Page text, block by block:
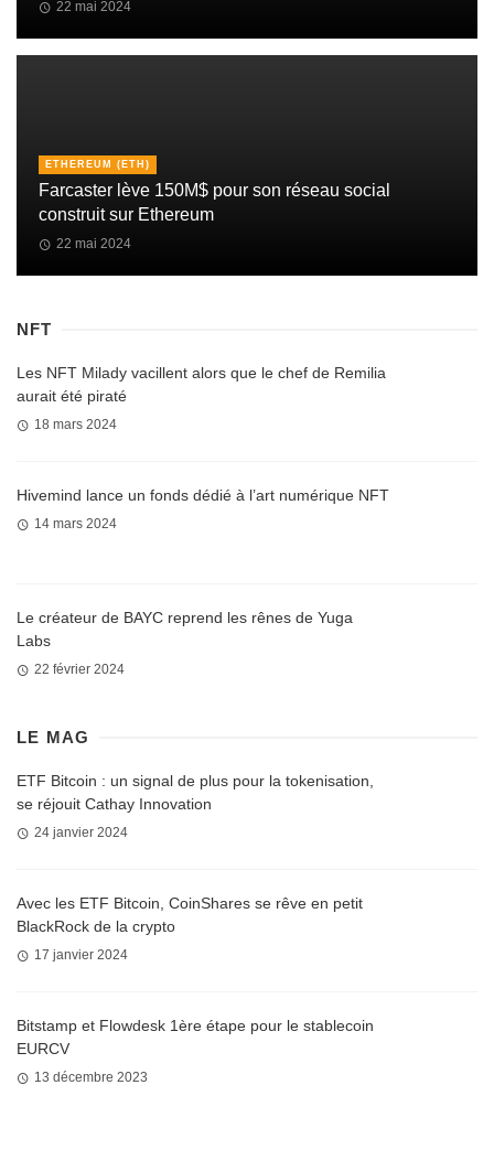
22 mai 2024
ETHEREUM (ETH)
Farcaster lève 150M$ pour son réseau social
construit sur Ethereum
22 mai 2024
NFT
Les NFT Milady vacillent alors que le chef de Remilia
aurait été piraté
18 mars 2024
Hivemind lance un fonds dédié à l’art numérique NFT
14 mars 2024
Le créateur de BAYC reprend les rênes de Yuga
Labs
22 février 2024
LE MAG
ETF Bitcoin : un signal de plus pour la tokenisation,
se réjouit Cathay Innovation
24 janvier 2024
Avec les ETF Bitcoin, CoinShares se rêve en petit
BlackRock de la crypto
17 janvier 2024
Bitstamp et Flowdesk 1ère étape pour le stablecoin
EURCV
13 décembre 2023